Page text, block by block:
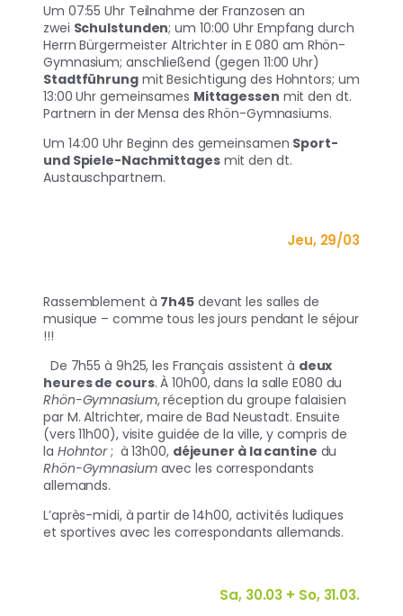
Um 07:55 Uhr Teilnahme der Franzosen an
zwei Schulstunden; um 10:00 Uhr Empfang durch
Herrn Bürgermeister Altrichter in E 080 am Rhön-
Gymnasium; anschließend (gegen 11:00 Uhr)
Stadtführungmit Besichtigung des Hohntors; um
13:00 Uhr gemeinsames Mittagessen mit den dt.
Partnern in der Mensa des Rhön-Gymnasiums.
Um 14:00 Uhr Beginn des gemeinsamen Sport-
und Spiele-Nachmittagesmit den dt.
Austauschpartnern.
Jeu, 29/03
Rassemblement à 7h45 devant les salles de
musique – comme tous les jours pendant le séjour
!!!
De 7h55 à 9h25, les Français assistent à deux
heuresde cours. À 10h00, dans la salle E080 du
Rhön-Gymnasium, réception du groupe falaisien
par M. Altrichter, maire de Bad Neustadt. Ensuite
(vers 11h00), visite guidée de la ville, y compris de
la Hohntor; à 13h00, déjeuner à la cantine du
Rhön-Gymnasiumavec les correspondants
allemands.
L’après-midi, à partir de 14h00, activités ludiques
et sportives avec les correspondants allemands.
Sa, 30.03 + So, 31.03.